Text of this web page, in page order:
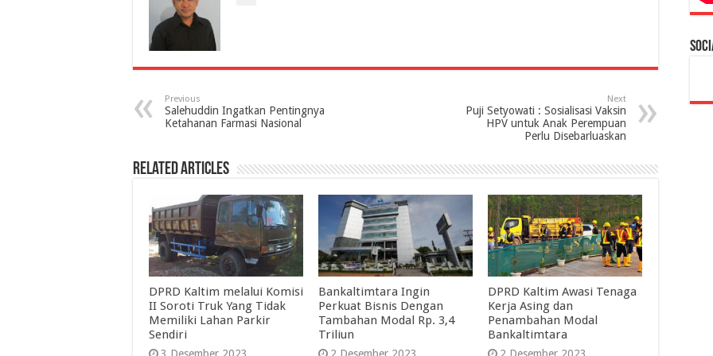
Previous
Salehuddin Ingatkan Pentingnya
Ketahanan Farmasi Nasional
Next
Puji Setyowati : Sosialisasi Vaksin
HPV untuk Anak Perempuan
Perlu Disebarluaskan
Related Articles
DPRD Kaltim melalui Komisi
II Soroti Truk Yang Tidak
Memiliki Lahan Parkir
Sendiri
Bankaltimtara Ingin
Perkuat Bisnis Dengan
Tambahan Modal Rp. 3,4
Triliun
DPRD Kaltim Awasi Tenaga
Kerja Asing dan
Penambahan Modal
Bankaltimtara